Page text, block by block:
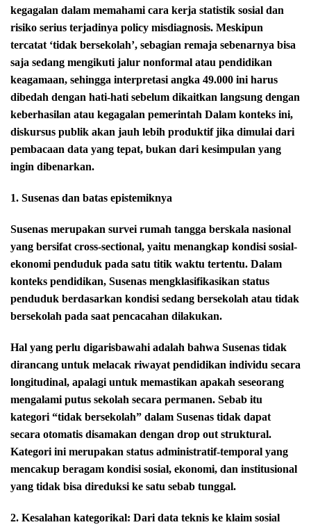
kegagalan dalam memahami cara kerja statistik sosial dan
risiko serius terjadinya policy misdiagnosis. Meskipun
tercatat ‘tidak bersekolah’, sebagian remaja sebenarnya bisa
saja sedang mengikuti jalur nonformal atau pendidikan
keagamaan, sehingga interpretasi angka 49.000 ini harus
dibedah dengan hati-hati sebelum dikaitkan langsung dengan
keberhasilan atau kegagalan pemerintah Dalam konteks ini,
diskursus publik akan jauh lebih produktif jika dimulai dari
pembacaan data yang tepat, bukan dari kesimpulan yang
ingin dibenarkan.
1. Susenas dan batas epistemiknya
Susenas merupakan survei rumah tangga berskala nasional
yang bersifat cross-sectional, yaitu menangkap kondisi sosial-
ekonomi penduduk pada satu titik waktu tertentu. Dalam
konteks pendidikan, Susenas mengklasifikasikan status
penduduk berdasarkan kondisi sedang bersekolah atau tidak
bersekolah pada saat pencacahan dilakukan.
Hal yang perlu digarisbawahi adalah bahwa Susenas tidak
dirancang untuk melacak riwayat pendidikan individu secara
longitudinal, apalagi untuk memastikan apakah seseorang
mengalami putus sekolah secara permanen. Sebab itu
kategori “tidak bersekolah” dalam Susenas tidak dapat
secara otomatis disamakan dengan drop out struktural.
Kategori ini merupakan status administratif-temporal yang
mencakup beragam kondisi sosial, ekonomi, dan institusional
yang tidak bisa direduksi ke satu sebab tunggal.
2. Kesalahan kategorikal: Dari data teknis ke klaim sosial